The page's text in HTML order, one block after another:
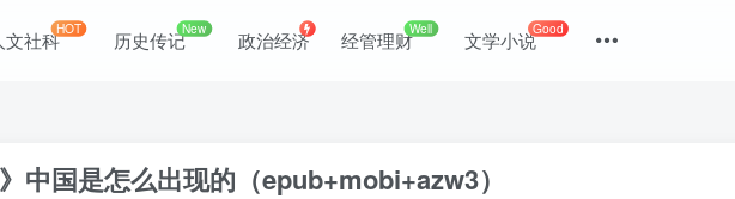
文社科HOT 历史传记New 政治经济 经管理财Well 文学小说Good
中国是怎么出现的（epub+mobi+azw3）